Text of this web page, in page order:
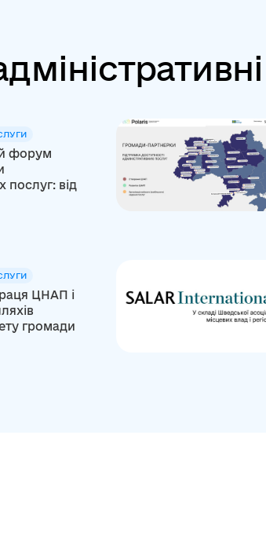
форум
послуг: від
ЦНАП і
громади